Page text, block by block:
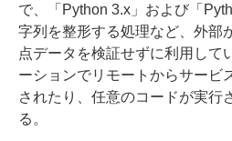
で、「Python 3.x」および「
字列を整形する処理など、外部
点データを検証せずに利用して
ーションでリモートからサービ
されたり、任意のコードが実行
る。